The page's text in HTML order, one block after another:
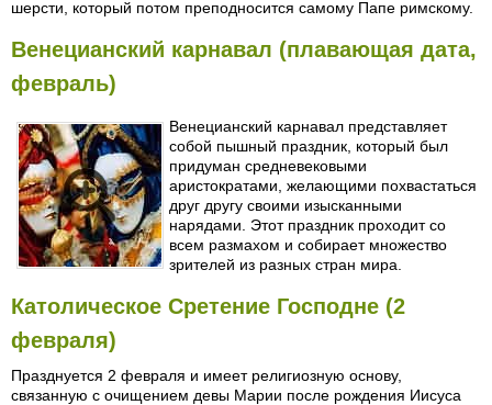
шерсти, который потом преподносится самому Папе римскому.
Венецианский карнавал (плавающая дата,
февраль)
Венецианский карнавал представляет
собой пышный праздник, который был
придуман средневековыми
аристократами, желающими похвастаться
друг другу своими изысканными
нарядами. Этот праздник проходит со
всем размахом и собирает множество
зрителей из разных стран мира.
Католическое Сретение Господне (2
февраля)
Празднуется 2 февраля и имеет религиозную основу,
связанную с очищением девы Марии после рождения Иисуса